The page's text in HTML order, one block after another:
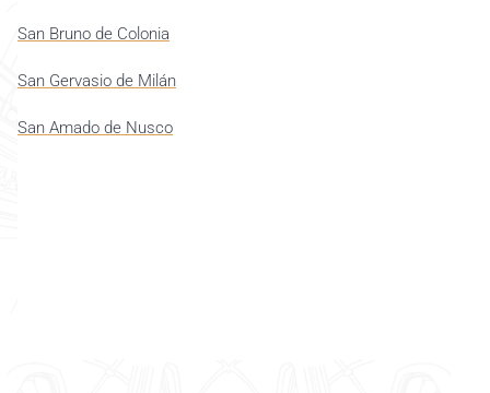
San Bruno de Colonia
San Gervasio de Milán
San Amado de Nusco